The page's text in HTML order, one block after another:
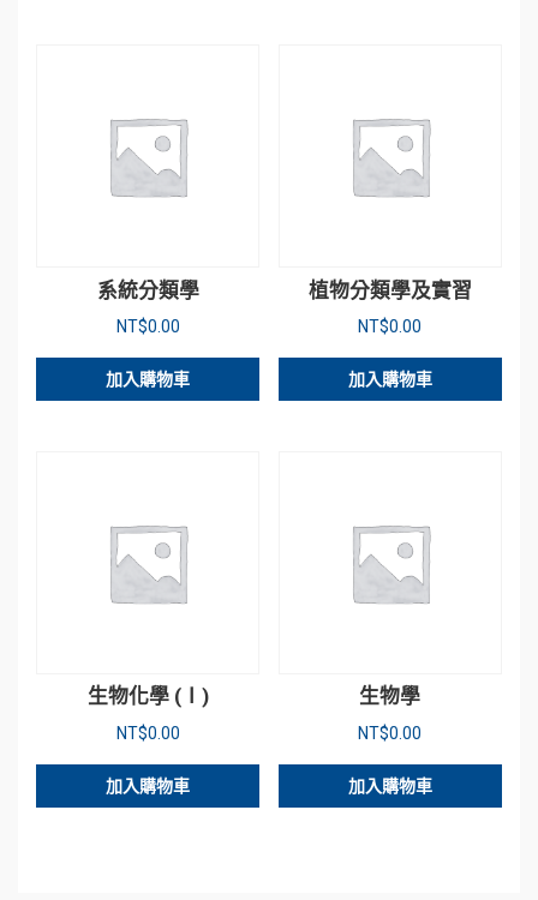
系統分類學
NT$0.00
加入購物車
植物分類學及實習
NT$0.00
加入購物車
生物化學 (Ⅰ)
NT$0.00
加入購物車
生物學
NT$0.00
加入購物車